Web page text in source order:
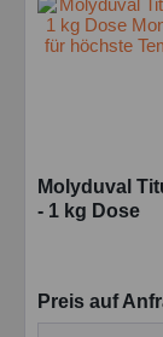
Molyduval
- 1 kg Dose
Preis auf